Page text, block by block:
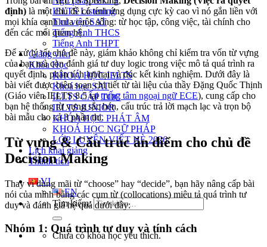
IELTS Listening
Thư viện SAT
Tiếng Anh THCS
Tiếng Anh THPT
Giảng viên
Khóa Học
KHOÁ HỌC IELTS
Khoá học SAT
IELTS CẤP TỐC
IELTS JUNIOR
KHÓA HỌC PHÁT ÂM
KHOÁ HỌC NGỮ PHÁP
LỚP LUYỆN VIẾT HÈ 2026
Lịch khai giảng
Thành tích
VI
EN
Tìm kiếm:
Chưa có khóa học yêu thích.
định) là một chủ đề có tính ứng dụng cực kỳ cao vì nó gắn liền với
mọi khía cạnh của cuộc sống: từ học tập, công việc, tài chính cho
đến các mối quan hệ.
Để xử lý tốt chủ đề này, giám khảo không chỉ kiểm tra vốn từ vựng
của bạn mà còn đánh giá tư duy logic trong việc mô tả quá trình ra
quyết định, phân tích lợi/hại và đúc kết kinh nghiệm. Dưới đây là
bài viết được biên soạn chi tiết từ tài liệu của thầy Đặng Quốc Thịnh
(Giáo viên IELTS 8.5 tạitrung tâm ngoại ngữ ECE), cung cấp cho
bạn hệ thống từ vựng sắc bén, cấu trúc trả lời mạch lạc và trọn bộ
bài mẫu cho cả 3 phần thi.
Từ vựng & Cấu trúc ăn điểm cho chủ đề
Decision Making
Thay vì dùng mãi từ “choose” hay “decide”, bạn hãy nâng cấp bài
nói của mình bằng các cụm từ (collocations) miêu tả quá trình tư
duy và đánh giá hệ quả dưới đây:
Nhóm 1: Quá trình tư duy và tính cách